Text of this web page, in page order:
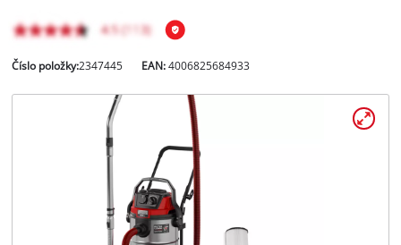
Číslo položky:2347445 EAN:4006825684933